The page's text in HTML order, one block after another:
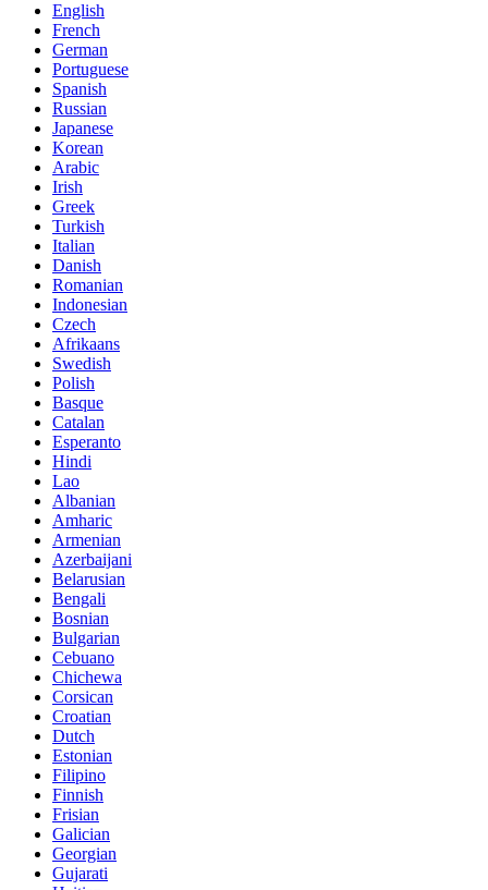
English
French
German
Portuguese
Spanish
Russian
Japanese
Korean
Arabic
Irish
Greek
Turkish
Italian
Danish
Romanian
Indonesian
Czech
Afrikaans
Swedish
Polish
Basque
Catalan
Esperanto
Hindi
Lao
Albanian
Amharic
Armenian
Azerbaijani
Belarusian
Bengali
Bosnian
Bulgarian
Cebuano
Chichewa
Corsican
Croatian
Dutch
Estonian
Filipino
Finnish
Frisian
Galician
Georgian
Gujarati